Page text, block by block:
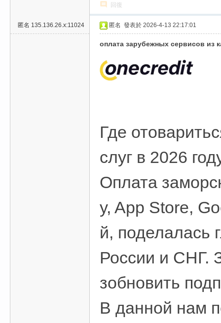
回復
匿名 135.136.26.x:11024 匿名 發表於 2026-4-13 22:17:01
оплата зарубежных сервисов из
Где
слуг в 2026
Оплата
y, App Store,
й, поделалась
России и СНГ.
зобновить
В данной нам